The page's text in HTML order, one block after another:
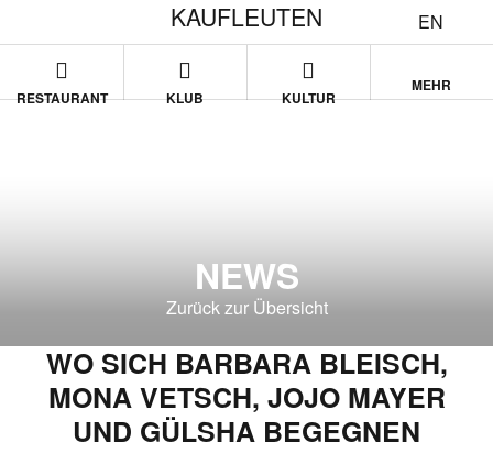
EN
KAUFLEUTEN
RESTAURANT KLUB KULTUR
MEHR
NEWS
Zurück zur Übersicht
WO SICH BARBARA BLEISCH,
MONA VETSCH, JOJO MAYER
UND GÜLSHA BEGEGNEN